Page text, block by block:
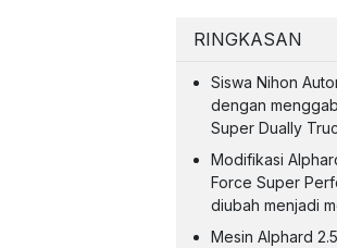
RINGKASAN
Siswa Nihon
dengan
Super Dually
Modifikasi
Force Super
diubah menjadi
Mesin Alphard